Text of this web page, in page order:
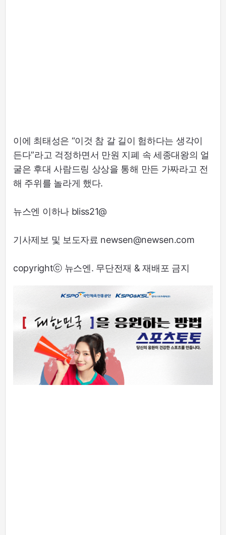
이에 최태성은 “이것 참 갈 길이 험하다는 생각이
든다”라고 걱정하면서 만원 지폐 속 세종대왕의 얼
굴은 후대 사람드링 상상을 통해 만든 가짜라고 전
해 주위를 놀라게 했다.
뉴스엔 이하나 bliss21@
기사제보 및 보도자료 newsen@newsen.com
copyrightⓒ 뉴스엔. 무단전재 & 재배포 금지